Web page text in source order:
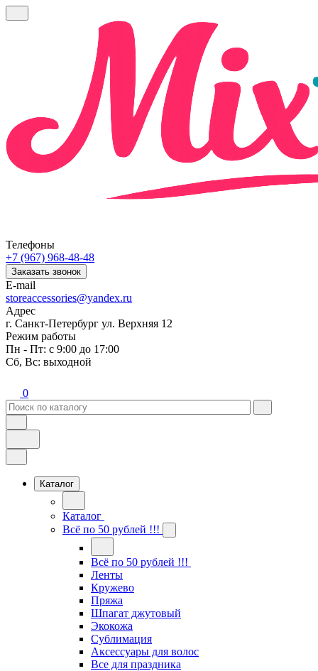
Телефоны
+7 (967) 968-48-48
Заказать звонок
E-mail
storeaccessories@yandex.ru
Адрес
г. Санкт-Петербург ул. Верхняя 12
Режим работы
Пн - Пт: с 9:00 до 17:00
Сб, Вс: выходной
0
Каталог
Каталог
Всё по 50 рублей !!!
Всё по 50 рублей !!!
Ленты
Кружево
Пряжа
Шпагат джутовый
Экокожа
Сублимация
Аксессуары для волос
Все для праздника